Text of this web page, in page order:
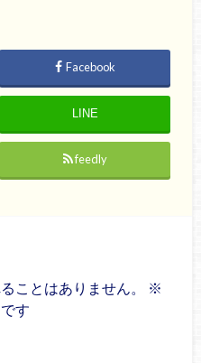
Facebook
LINE
feedly
ことはありません。
※
す